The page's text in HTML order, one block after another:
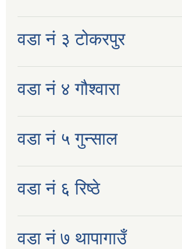
वडा नं ३ टोकरपुर
वडा नं ४ गौश्वारा
वडा नं ५ गुन्साल
वडा नं ६ रिष्ठे
वडा नं ७ थापागाउँ